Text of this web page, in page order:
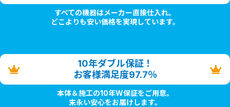
すべての機器はメーカー直接仕入れ。
どこよりも安い価格を実現しています。
10年ダブル保証！
お客様満足度97.7％
本体＆施工の10年W保証をご用意。
末永い安心をお届けします。